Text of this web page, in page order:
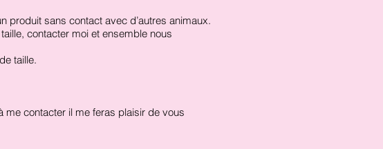
produit sans contact avec d’autres animaux.
contacter moi et ensemble nous
taille.
me contacter il me feras plaisir de vous